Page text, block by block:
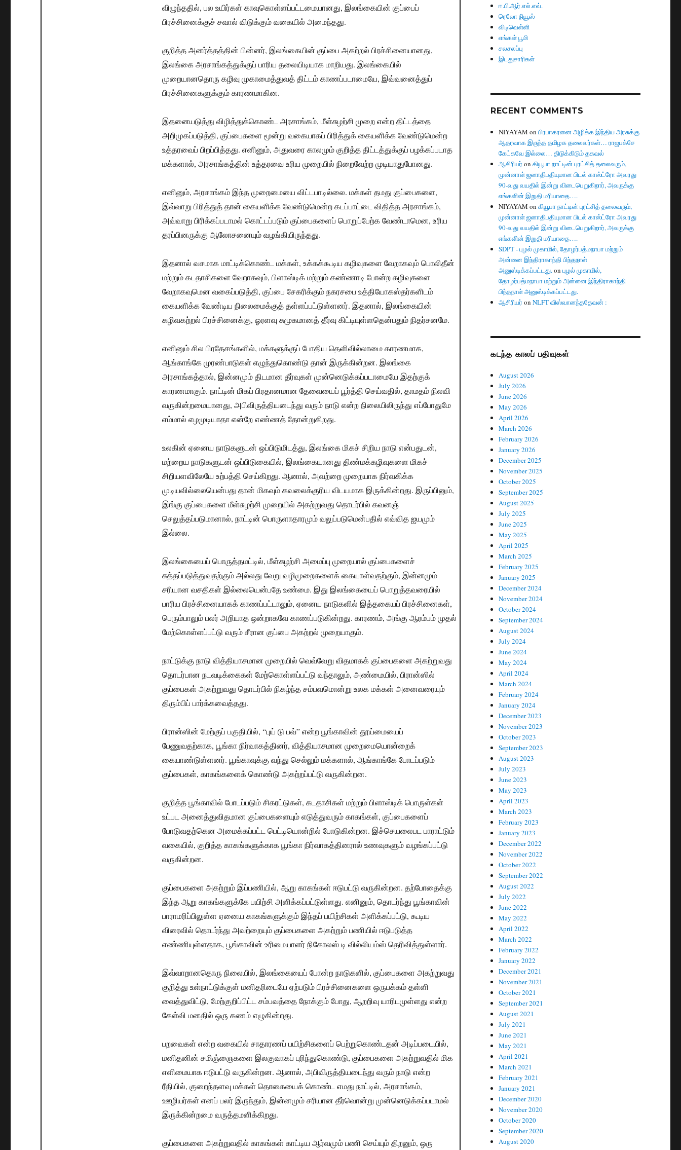
விழுந்ததில், பல உயிர்கள் காவுகொள்ளப்பட்டமையானது, இலங்கையின் குப்பைப்
பிரச்சினைக்குச் சவால் விடுக்கும் வகையில் அமைந்தது.
குறித்த அனர்த்தத்தின் பின்னர், இலங்கையின் குப்பை அகற்றல் பிரச்சினையானது,
இலங்கை அரசாங்கத்துக்குப் பாரிய தலையிடியாக மாறியது. இலங்கையில்
முறையானதொரு கழிவு முகாமைத்துவத் திட்டம் காணப்படாமையே, இவ்வனைத்துப்
பிரச்சினைகளுக்கும் காரணமாகின.
இதனையடுத்து விழித்துக்கொண்ட அரசாங்கம், மீள்சுழற்சி முறை என்ற திட்டத்தை
அறிமுகப்படுத்தி, குப்பைகளை மூன்று வகையாகப் பிரித்துக் கையளிக்க வேண்டுமென்ற
உத்தரவைப் பிறப்பித்தது. எனினும், அதுவரை காலமும் குறித்த திட்டத்துக்குப் பழக்கப்படாத
மக்களால், அரசாங்கத்தின் உத்தரவை உரிய முறையில் நிறைவேற்ற முடியாதுபோனது.
எனினும், அரசாங்கம் இந்த முறைமையை விட்டபாடில்லை. மக்கள் தமது குப்பைகளை,
இவ்வாறு பிரித்துத் தான் கையளிக்க வேண்டுமென்ற கடப்பாட்டை விதித்த அரசாங்கம்,
அவ்வாறு பிரிக்கப்படாமல் கொட்டப்படும் குப்பைகளைப் பொறுப்பேற்க வேண்டாமென, உரிய
தரப்பினருக்கு ஆலோசனையும் வழங்கியிருந்தது.
இதனால் வசமாக மாட்டிக்கொண்ட மக்கள், உக்கக்கூடிய கழிவுகளை வேறாகவும் பொலிதீன்
மற்றும் கடதாசிகளை வேறாகவும், பிளாஸ்டிக் மற்றும் கண்ணாடி போன்ற கழிவுகளை
வேறாகவுமென வகைப்படுத்தி, குப்பை சேகரிக்கும் நகரசபை உத்தியோகஸ்தர்களிடம்
கையளிக்க வேண்டிய நிலைமைக்குத் தள்ளப்பட்டுள்ளனர். இதனால், இலங்கையின்
கழிவகற்றல் பிரச்சினைக்கு, ஓரளவு சுமூகமானத் தீர்வு கிட்டியுள்ளதென்பதும் நிதர்சனமே.
எனினும் சில பிரதேசங்களில், மக்களுக்குப் போதிய தெளிவில்லாமை காரணமாக,
ஆங்காங்கே முரண்பாடுகள் எழுந்துகொண்டு தான் இருக்கின்றன. இலங்கை
அரசாங்கத்தால், இன்னமும் திடமான தீர்வுகள் முன்னெடுக்கப்படாமையே இதற்குக்
காரணமாகும். நாட்டின் மிகப் பிரதானமான தேவையைப் பூர்த்தி செய்வதில், தாமதம் நிலவி
வருகின்றமையானது, அபிவிருத்தியடைந்து வரும் நாடு என்ற நிலையிலிருந்து எப்போதுமே
எம்மால் எழமுடியாதா என்றே எண்ணத் தோன்றுகிறது.
உலகின் ஏனைய நாடுகளுடன் ஒப்பிடுமிடத்து, இலங்கை மிகச் சிறிய நாடு என்பதுடன்,
மற்றைய நாடுகளுடன் ஒப்பிடுகையில், இலங்கையானது திண்மக்கழிவுகளை மிகச்
சிறியளவிலேயே உற்பத்தி செய்கிறது. ஆனால், அவற்றை முறையாக நிர்வகிக்க
முடியவில்லையென்பது தான் மிகவும் கவலைக்குரிய விடயமாக இருக்கின்றது. இருப்பினும்,
இங்கு குப்பைகளை மீள்சுழற்சி முறையில் அகற்றுவது தொடர்பில் கவனஞ்
செலுத்தப்படுமானால், நாட்டின் பொருளாதாரமும் வலுப்படுமென்பதில் எவ்வித ஐயமும்
இல்லை.
இலங்கையைப் பொருத்தமட்டில், மீள்சுழற்சி அமைப்பு முறையால் குப்பைகளைச்
சுத்தப்படுத்துவதற்கும் அல்லது வேறு வழிமுறைகளைக் கையாள்வதற்கும், இன்னமும்
சரியான வசதிகள் இல்லையென்பதே உண்மை. இது இலங்கையைப் பொறுத்தவரையில்
பாரிய பிரச்சினையாகக் காணப்பட்டாலும், ஏனைய நாடுகளில் இத்தகையப் பிரச்சினைகள்,
பெரும்பாலும் பலர் அறியாத ஒன்றாகவே காணப்படுகின்றது. காரணம், அங்கு ஆரம்பம் முதல்
மேற்கொள்ளப்பட்டு வரும் சீரான குப்பை அகற்றல் முறையாகும்.
நாட்டுக்கு நாடு வித்தியாசமான முறையில் வெவ்வேறு விதமாகக் குப்பைகளை அகற்றுவது
தொடர்பான நடவடிக்கைகள் மேற்கொள்ளப்பட்டு வந்தாலும், அண்மையில், பிரான்ஸில்
குப்பைகள் அகற்றுவது தொடர்பில் நிகழ்ந்த சம்பவமொன்று உலக மக்கள் அனைவரையும்
திரும்பிப் பார்க்கவைத்தது.
பிரான்ஸின் மேற்குப் பகுதியில், “புய் டு பவ்” என்ற பூங்காவின் தூய்மையைப்
பேணுவதற்காக, பூங்கா நிர்வாகத்தினர், வித்தியாசமான முறைமை​யொன்றைக்
கையாண்டுள்ளனர். பூங்காவுக்கு வந்து செல்லும் மக்களால், ஆங்காங்கே போடப்படும்
குப்பைகள், காகங்களைக் கொண்டு அகற்றப்பட்டு வருகின்றன.
குறித்த பூங்காவில் போடப்படும் சிகரட்டுகள், கடதாசிகள் மற்றும் பிளாஸ்டிக் பொருள்கள்
உட்பட அனைத்துவிதமான குப்பைகளையும் எடுத்துவரும் காகங்கள், குப்பைகளைப்
போடுவதற்கென அமைக்கப்பட்ட பெட்டியொன்றில் போடுகின்றன. இச்செயலைபட பாராட்டும்
வகையில், குறித்த காகங்களுக்காக பூங்கா நிர்வாகத்தினரால் உணவுகளும் வழங்கப்பட்டு
வருகின்றன.
குப்பைகளை அகற்றும் இப்பணியில், ஆறு காகங்கள் ஈடுபட்டு வருகின்றன. தற்போதைக்கு
இந்த ஆறு காகங்களுக்கே பயிற்சி அளிக்கப்பட்டுள்ளது. எனினும், தொடர்ந்து பூங்காவின்
பாராமரிப்பிலுள்ள ஏனைய காகங்களுக்கும் இந்தப் பயிற்சிகள் அளிக்கப்பட்டு, கூடிய
விரைவில் தொடர்ந்து அவற்றையும் குப்பைகளை அகற்றும் பணியில் ஈடுபடுத்த
எண்ணியுள்ளதாக, பூங்காவின் உரிமையாளர் நிகோலஸ் டி வில்லியம்ஸ் தெரிவித்துள்ளார்.
இவ்வாறானதொரு நிலையில், இலங்கையைப் போன்ற நாடுகளில், குப்பைகளை அகற்றுவது
குறித்து உள்நாட்டுக்குள் மனிதரிடையே ஏற்படும் பிரச்சினைகளை ஒருபக்கம் தள்ளி
வைத்துவிட்டு, மேற்குறிப்பிட்ட சம்பவத்தை நோக்கும் போது, ஆறறிவு யாரிடமுள்ளது என்ற
கேள்வி மனதில் ஒரு கணம் எழுகின்றது.
பறவைகள் என்ற வகையில் சாதாரணப் பயிற்சிகளைப் பெற்றுகொண்டதன் அடிப்படையில்,
மனிதனின் சமிஞ்ஞைகளை இலகுவாகப் புரிந்துகொண்டு, குப்பைகளை அகற்றுவதில் மிக
எளிமையாக ஈடுபட்டு வருகின்றன. ஆனால், அபிவிருத்தியடைந்து வரும் நாடு என்ற
ரீதியில், குறைந்தளவு மக்கள் தொகையைக் கொண்ட எமது நாட்டில், அரசாங்கம்,
ஊழியர்கள் எனப் பலர் இருந்தும், இன்னமும் சரியான தீர்வொன்று முன்னெடுக்கப்படாமல்
இருக்கின்றமை வருத்தமளிக்கிறது.
குப்பைகளை அகற்றுவதில் காகங்கள் காட்டிய ஆர்வமும் பணி செய்யும் திறனும், ஒரு
ஈ.பி.ஆர்.எல்.எவ்.
ரெலோ நியூஸ்
விடிவெள்ளி
எங்கள் பூமி
சலசலப்பு
இடதுசாரிகள்
RECENT COMMENTS
NIYAYAM onபிரபாகரனை அழிக்க இந்திய அரசுக்கு
ஆதரவாக இருந்த தமிழக தலைவர்கள்… ராஜபக்சே
கேட்கவே இல்லை… திடுக்கிடும் தகவல்
ஆசிரியர் onகியூபா நாட்டின் புரட்சித் தலைவரும்,
முன்னாள் ஜனாதிபதியுமான பிடல் காஸ்ட்ரோ அவரது
90-வது வயதில் இன்று விடைபெறுகிறார், அவருக்கு
எங்களின் இறுதி மரியாதை….
NIYAYAM onகியூபா நாட்டின் புரட்சித் தலைவரும்,
முன்னாள் ஜனாதிபதியுமான பிடல் காஸ்ட்ரோ அவரது
90-வது வயதில் இன்று விடைபெறுகிறார், அவருக்கு
எங்களின் இறுதி மரியாதை….
SDPT - புழல் முகாமில், தோழர்பத்மநாபா மற்றும்
அன்னை இந்திராகாந்தி பிந்தநாள்
அனுஸ்டிக்கப்பட்டது.onபுழல் முகாமில்,
தோழர்பத்மநாபா மற்றும் அன்னை இந்திராகாந்தி
பிந்தநாள் அனுஸ்டிக்கப்பட்டது.
ஆசிரியர் onNLFT விஸ்வானந்ததேவன் :
கடந்த காலப் பதிவுகள்
August 2026
July 2026
June 2026
May 2026
April 2026
March 2026
February 2026
January 2026
December 2025
November 2025
October 2025
September 2025
August 2025
July 2025
June 2025
May 2025
April 2025
March 2025
February 2025
January 2025
December 2024
November 2024
October 2024
September 2024
August 2024
July 2024
June 2024
May 2024
April 2024
March 2024
February 2024
January 2024
December 2023
November 2023
October 2023
September 2023
August 2023
July 2023
June 2023
May 2023
April 2023
March 2023
February 2023
January 2023
December 2022
November 2022
October 2022
September 2022
August 2022
July 2022
June 2022
May 2022
April 2022
March 2022
February 2022
January 2022
December 2021
November 2021
October 2021
September 2021
August 2021
July 2021
June 2021
May 2021
April 2021
March 2021
February 2021
January 2021
December 2020
November 2020
October 2020
September 2020
August 2020